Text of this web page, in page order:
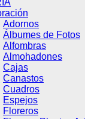
Adornos
Álbumes de Fotos
Alfombras
Almohadones
Cajas
Canastos
Cuadros
Espejos
Floreros